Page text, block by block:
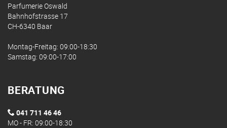
Parfumerie Oswald
Bahnhofstrasse 17
CH-6340 Baar
Montag-Freitag: 09:00-18:30
Samstag: 09:00-17:00
BERATUNG
041 711 46 46
MO - FR: 09:00-18:30